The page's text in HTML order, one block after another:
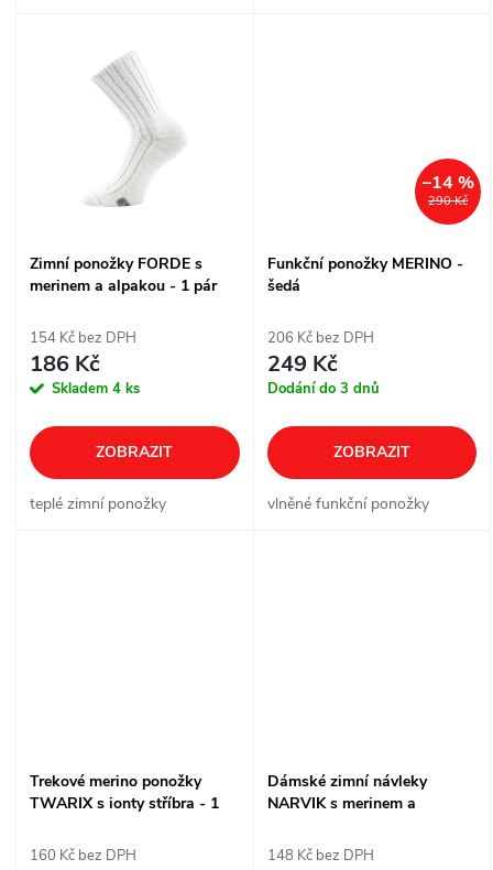
Zimní ponožky FORDE s
merinem a alpakou - 1 pár
154 Kč bez DPH
186 Kč
Skladem 4 ks
ZOBRAZIT
teplé zimní ponožky
290 Kč
–14 %
Funkční ponožky MERINO -
šedá
206 Kč bez DPH
249 Kč
Dodání do 3 dnů
ZOBRAZIT
vlněné funkční ponožky
Trekové merino ponožky
TWARIX s ionty stříbra - 1
160 Kč bez DPH
Dámské zimní návleky
NARVIK s merinem a
148 Kč bez DPH